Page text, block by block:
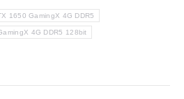
1650 GamingX 4G DDR5
4G DDR5 128bit